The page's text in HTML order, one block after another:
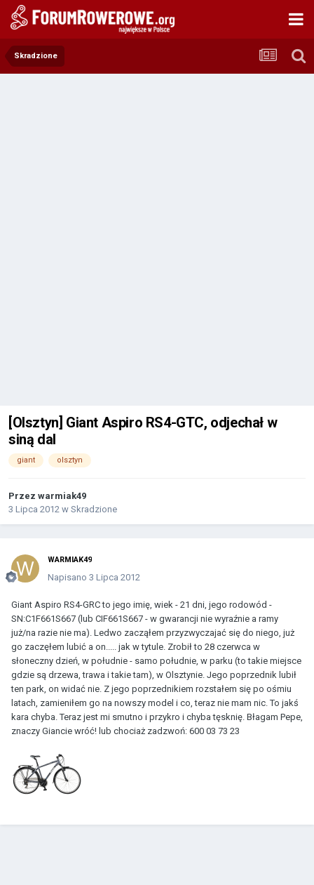
Skradzione
[Olsztyn] Giant Aspiro RS4-GTC, odjechał w
siną dal
giant olsztyn
Przez warmiak49
3 Lipca 2012 w Skradzione
WARMIAK49
Napisano 3 Lipca 2012
Giant Aspiro RS4-GRC to jego imię, wiek - 21 dni, jego rodowód -
SN:C1F661S667 (lub CIF661S667 - w gwarancji nie wyraźnie a ramy
już/na razie nie ma). Ledwo zacząłem przyzwyczajać się do niego, już
go zaczęłem lubić a on..... jak w tytule. Zrobił to 28 czerwca w
słoneczny dzień, w południe - samo południe, w parku (to takie miejsce
gdzie są drzewa, trawa i takie tam), w Olsztynie. Jego poprzednik lubił
ten park, on widać nie. Z jego poprzednikiem rozstałem się po ośmiu
latach, zamieniłem go na nowszy model i co, teraz nie mam nic. To jakś
kara chyba. Teraz jest mi smutno i przykro i chyba tęsknię. Błagam Pepe,
znaczy Giancie wróć! lub chociaż zadzwoń: 600 03 73 23